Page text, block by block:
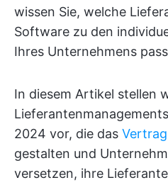
wissen Sie, welche
Software zu den
Ihres Unternehmens
In diesem Artikel stellen
2024 vor, die das
gestalten und
versetzen, ihre